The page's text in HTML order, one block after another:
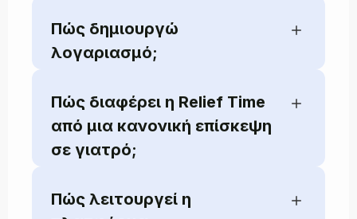
Πιστωτική ή χρεωστική κάρτα
Google Pay
κρυπτογραφημένες και
διεκπεραιώνονται με απόλυτη
ασφάλεια.
Πώς δημιουργώ
λογαριασμό;
Πώς διαφέρει η Relief Time
από μια κανονική επίσκεψη
σε γιατρό;
Πώς λειτουργεί η